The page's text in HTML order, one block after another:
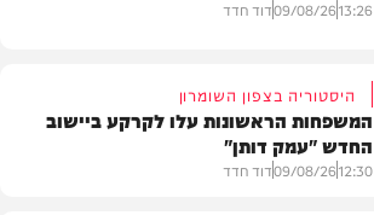
13:26
09/08/26דוד חדד
היסטוריה בצפון השומרון
המשפחות הראשונות עלו לקרקע ביישוב
החדש "עמק דותן"
12:30
09/08/26דוד חדד